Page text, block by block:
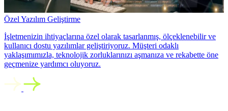
Özel Yazılım Geliştirme
İşletmenizin ihtiyaçlarına özel olarak tasarlanmış, ölçeklenebilir ve
kullanıcı dostu yazılımlar geliştiriyoruz. Müşteri odaklı
yaklaşımımızla, teknolojik zorluklarınızı aşmanıza ve rekabette öne
geçmenize yardımcı oluyoruz.